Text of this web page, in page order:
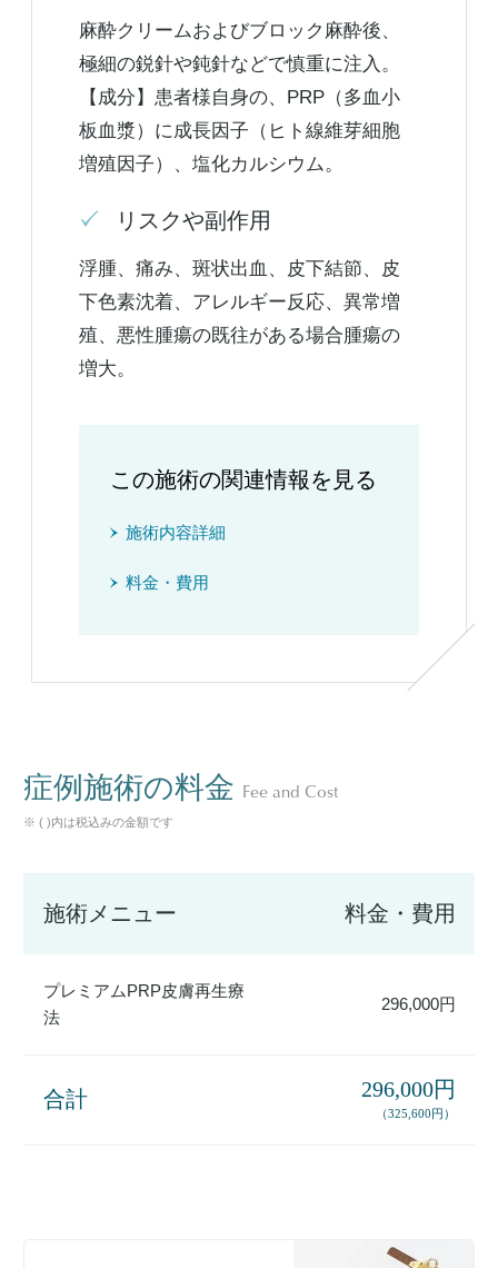
麻酔クリームおよびブロック麻酔後、
極細の鋭針や鈍針などで慎重に注入。
【成分】患者様自身の、PRP（多血小
板血漿）に成長因子（ヒト線維芽細胞
増殖因子）、塩化カルシウム。
リスクや副作用
浮腫、痛み、斑状出血、皮下結節、皮
下色素沈着、アレルギー反応、異常増
殖、悪性腫瘍の既往がある場合腫瘍の
増大。
この施術の関連情報を見る
施術内容詳細
料金・費用
症例施術の料金 Fee and Cost
※ ( )内は税込みの金額です
施術メニュー 料金・費用
プレミアムPRP皮膚再生療
法
296,000円
合計 296,000円
（325,600円）